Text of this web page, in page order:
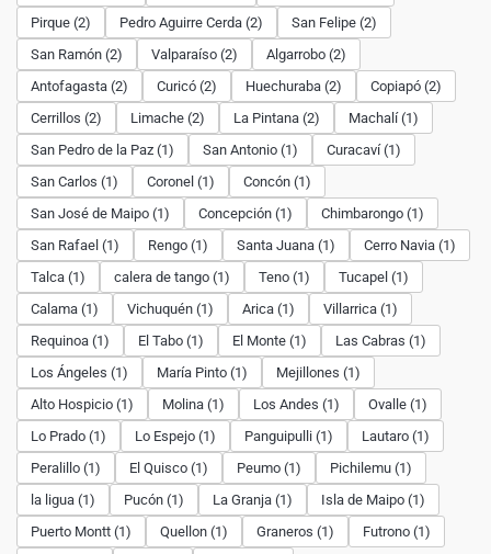
Pirque (2)
Pedro Aguirre Cerda (2)
San Felipe (2)
San Ramón (2)
Valparaíso (2)
Algarrobo (2)
Antofagasta (2)
Curicó (2) Huechuraba (2)
Copiapó (2)
Cerrillos (2)
Limache (2) La Pintana (2)
Machalí (1)
San Pedro de la Paz (1)
San Antonio (1)
Curacaví (1)
San Carlos (1)
Coronel (1)
Concón (1)
San José de Maipo (1)
Concepción (1)
Chimbarongo (1)
San Rafael (1)
Rengo (1) Santa Juana (1)
Cerro Navia (1)
Talca (1)
calera de tango (1) Teno (1)
Tucapel (1)
Calama (1)
Vichuquén (1) Arica (1)
Villarrica (1)
Requinoa (1)
El Tabo (1) El Monte (1)
Las Cabras (1)
Los Ángeles (1)
María Pinto (1)
Mejillones (1)
Alto Hospicio (1)
Molina (1) Los Andes (1)
Ovalle (1)
Lo Prado (1)
Lo Espejo (1) Panguipulli (1)
Lautaro (1)
Peralillo (1)
El Quisco (1) Peumo (1)
Pichilemu (1)
la ligua (1)
Pucón (1) La Granja (1)
Isla de Maipo (1)
Puerto Montt (1)
Quellon (1) Graneros (1)
Futrono (1)